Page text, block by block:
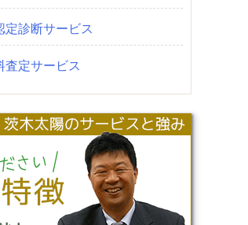
定診断サービス
査定サービス